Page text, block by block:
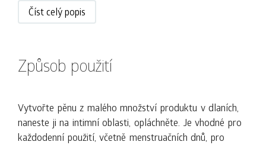
Číst celý popis
Způsob použití
Vytvořte pěnu z malého množství produktu v dlaních,
naneste ji na intimní oblasti, opláchněte. Je vhodné pro
každodenní použití, včetně menstruačních dnů, pro